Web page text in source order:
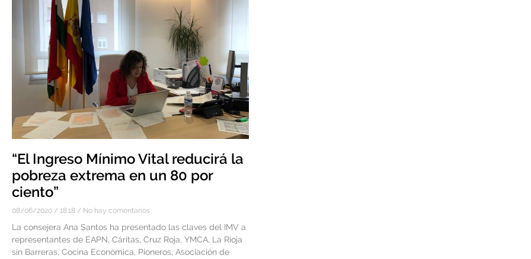
“El Ingreso Mínimo Vital reducirá la
pobreza extrema en un 80 por
ciento”
08/06/2020 18:18 No hay comentarios
La consejera Ana Santos ha presentado las claves del IMV a
representantes de EAPN, Cáritas, Cruz Roja, YMCA, La Rioja
sin Barreras, Cocina Económica, Pioneros, Asociación de